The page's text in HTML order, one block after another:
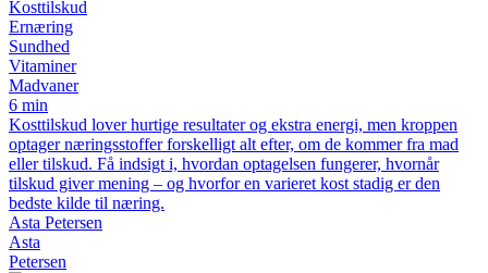
Kosttilskud
Ernæring
Sundhed
Vitaminer
Madvaner
6 min
Kosttilskud lover hurtige resultater og ekstra energi, men kroppen
optager næringsstoffer forskelligt alt efter, om de kommer fra mad
eller tilskud. Få indsigt i, hvordan optagelsen fungerer, hvornår
tilskud giver mening – og hvorfor en varieret kost stadig er den
bedste kilde til næring.
Asta Petersen
Asta
Petersen